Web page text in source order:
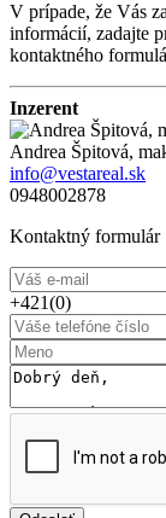
V prípade, že Vás
informácií, zadajte
kontaktného
Inzerent
Andrea Špitová,
info@vestareal.sk
0948002878
Kontaktný formulár
+421(0)